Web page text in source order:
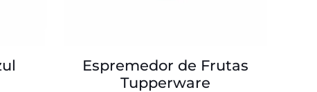
Espremedor de Frutas
Tupperware